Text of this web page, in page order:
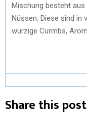
Mischung besteht
Nüssen. Diese sind in
würzige Curmbs,
Share this